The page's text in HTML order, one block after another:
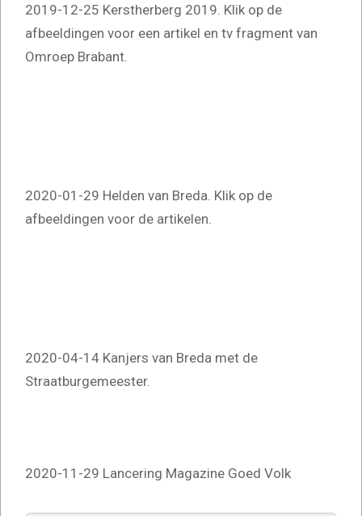
2019-12-25 Kerstherberg 2019. Klik op de
afbeeldingen voor een artikel en tv fragment van
Omroep Brabant.
2020-01-29 Helden van Breda. Klik op de
afbeeldingen voor de artikelen.
2020-04-14 Kanjers van Breda met de
Straatburgemeester.
2020-11-29 Lancering Magazine Goed Volk